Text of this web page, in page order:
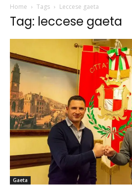
Home Tags Leccese gaeta
Tag: leccese gaeta
Gaeta